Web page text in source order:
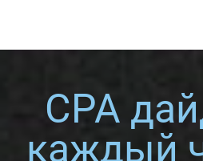
CPA
каждый